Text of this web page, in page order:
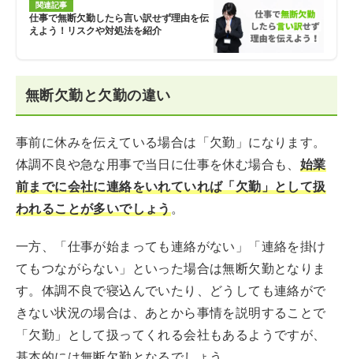
関連記事
仕事で無断欠勤したら言い訳せず理由を伝
えよう！リスクや対処法を紹介
無断欠勤と欠勤の違い
事前に休みを伝えている場合は「欠勤」になります。
体調不良や急な用事で当日に仕事を休む場合も、 始業
前までに会社に連絡をいれていれば「欠勤」として扱
われることが多いでしょう。
一方、「仕事が始まっても連絡がない」「連絡を掛け
てもつながらない」といった場合は無断欠勤となりま
す。体調不良で寝込んでいたり、どうしても連絡がで
きない状況の場合は、あとから事情を説明することで
「欠勤」として扱ってくれる会社もあるようですが、